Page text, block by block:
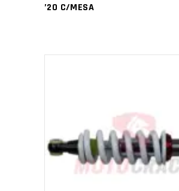
’20 C/MESA
AÑADIR AL CARRITO